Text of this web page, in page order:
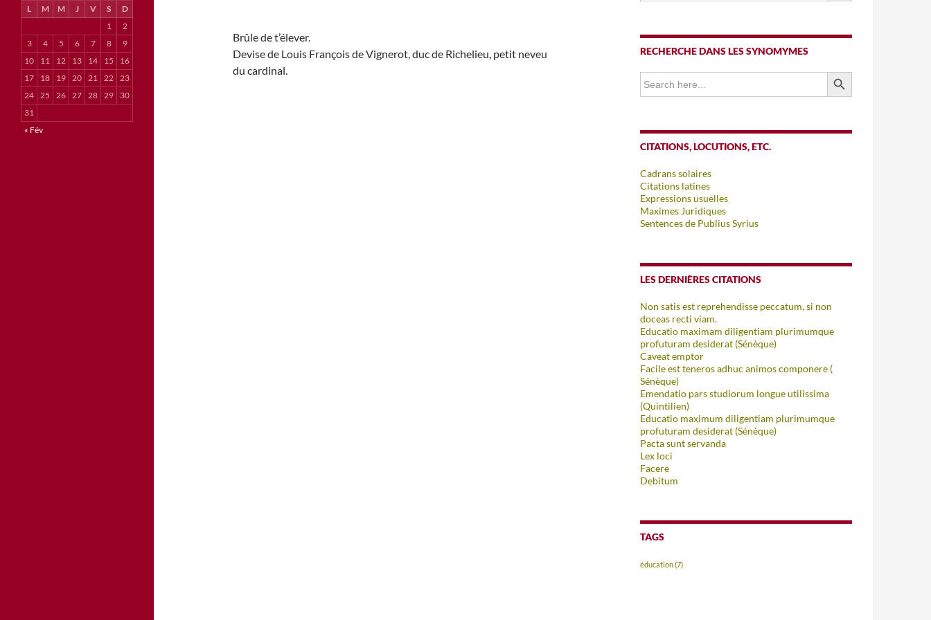
Brûle de t’élever.
Devise de Louis François de Vignerot, duc de Richelieu, petit neveu
du cardinal.
RECHERCHE DANS LES SYNOMYMES
Search
for:
SEARCH BUTTON
CITATIONS, LOCUTIONS, ETC.
Cadrans solaires
Citations latines
Expressions usuelles
Maximes Juridiques
Sentences de Publius Syrius
LES DERNIÈRES CITATIONS
Non satis est reprehendisse peccatum, si non
doceas recti viam.
Educatio maximam diligentiam plurimumque
profuturam desiderat (Sénèque)
Caveat emptor
Facile est teneros adhuc animos componere (
Sénèque)
Emendatio pars studiorum longue utilissima
(Quintilien)
Educatio maximum diligentiam plurimumque
profuturam desiderat (Sénèque)
Pacta sunt servanda
Lex loci
Facere
Debitum
TAGS
éducation(7)
L M M J V S
D
1
2
3
4 5 6 7 8
9
10
11 12 13 14 15
16
17
18 19 20 21 22 23
24 25 26 27 28 29
30
31
« Fév